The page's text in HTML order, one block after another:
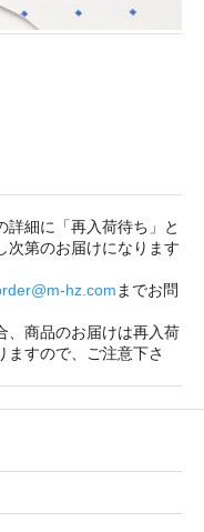
詳細に「再入荷待ち 」と
次第のお届けになります
hz.comまでお問
、商品のお届けは再入荷
ますので、ご注意下さ